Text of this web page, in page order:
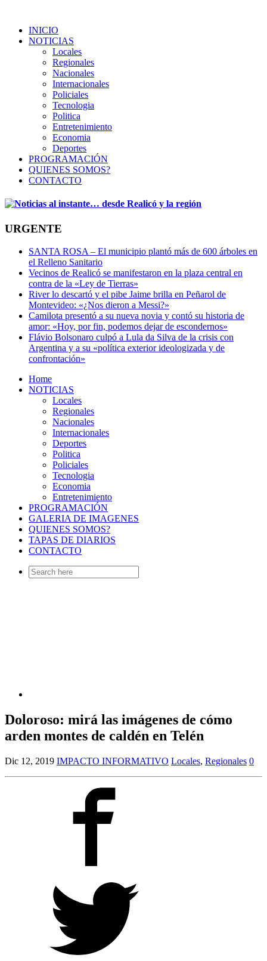
INICIO
NOTICIAS
Locales
Regionales
Nacionales
Internacionales
Policiales
Tecnologia
Politica
Entretenimiento
Economia
Deportes
PROGRAMACIÓN
QUIENES SOMOS?
CONTACTO
URGENTE
SANTA ROSA – El municipio plantó más de 600 árboles en
el Relleno Sanitario
Vecinos de Realicó se manifestaron en la plaza central en
contra de la «Ley de Tierras»
River lo descartó y el pibe Jaime brilla en Peñarol de
Montevideo: «¿Nos dieron a Messi?»
Camilota presentó a su nueva novia y contó su historia de
amor: «Hoy, por fin, podemos dejar de escondernos»
Flávio Bolsonaro culpó a Lula da Silva de la crisis con
Argentina y a su «política exterior ideologizada y de
confrontación»
Home
NOTICIAS
Locales
Regionales
Nacionales
Internacionales
Deportes
Politica
Policiales
Tecnologia
Economia
Entretenimiento
PROGRAMACIÓN
GALERIA DE IMAGENES
QUIENES SOMOS?
TAPAS DE DIARIOS
CONTACTO
Search
for:
Doloroso: mirá las imágenes de cómo
arden montes de caldén en Telén
Dic 12, 2019 IMPACTO INFORMATIVO Locales, Regionales 0